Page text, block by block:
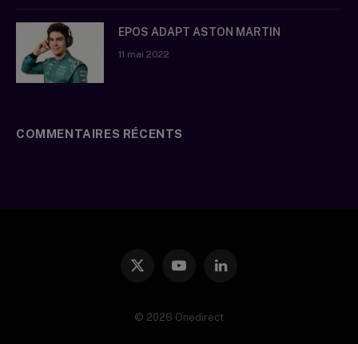
EPOS ADAPT ASTON MARTIN
11 mai 2022
COMMENTAIRES RÉCENTS
X
YouTubeLinkedIn
© 2026 Onedirect